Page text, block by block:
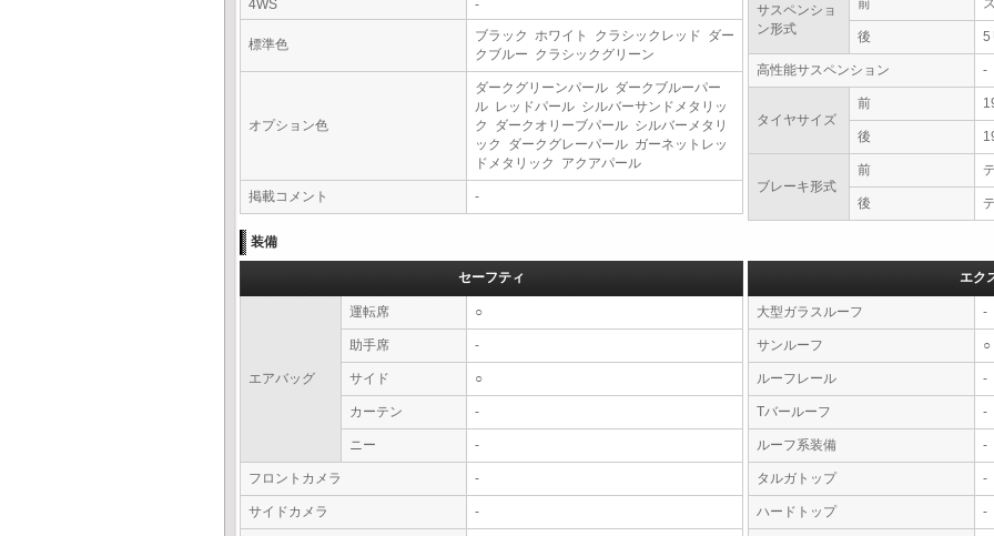
4WS -
標準色
ブラック ホワイト クラシックレッド ダー
クブルー クラシックグリーン
オプション色
ダークグリーンパール ダークブルーパー
ル レッドパール シルバーサンドメタリッ
ク ダークオリーブパール シルバーメタリ
ック ダークグレーパール ガーネットレッ
ドメタリック アクアパール
掲載コメント -
サスペンショ
ン形式
前
後 5
高性能サスペンション -
タイヤサイズ
前
後
ブレーキ形式
前
後
装備
セーフティ
エアバッグ
運転席 ○
助手席 -
サイド ○
カーテン -
ニー -
フロントカメラ -
サイドカメラ -
エク
大型ガラスルーフ -
サンルーフ ○
ルーフレール -
Tバールーフ -
ルーフ系装備 -
タルガトップ -
ハードトップ -